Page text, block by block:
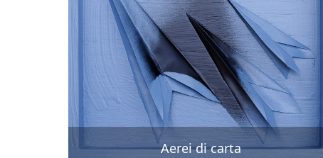
Aerei di carta